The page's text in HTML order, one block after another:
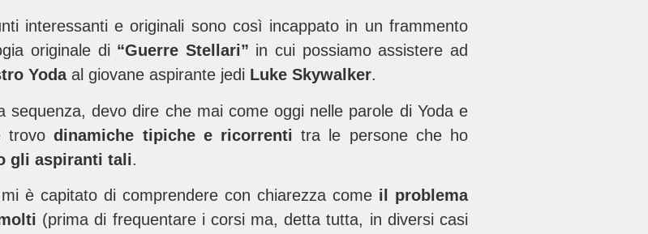
interessanti e originali sono così incappato in un frammento
originale di “Guerre Stellari” in cui possiamo assistere ad
Yoda al giovane aspirante jedi Luke Skywalker.
sequenza, devo dire che mai come oggi nelle parole di Yoda e
trovodinamiche tipiche e ricorrenti tra le persone che ho
gli aspiranti tali.
è capitato di comprendere con chiarezza come il problema
(prima di frequentare i corsi ma, detta tutta, in diversi casi